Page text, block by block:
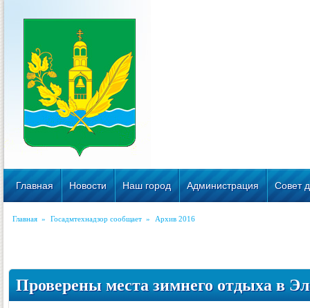
Главная Новости Наш город Администрация Совет
Главная » Госадмтехнадзор сообщает » Архив 2016
Проверены места зимнего отдыха в